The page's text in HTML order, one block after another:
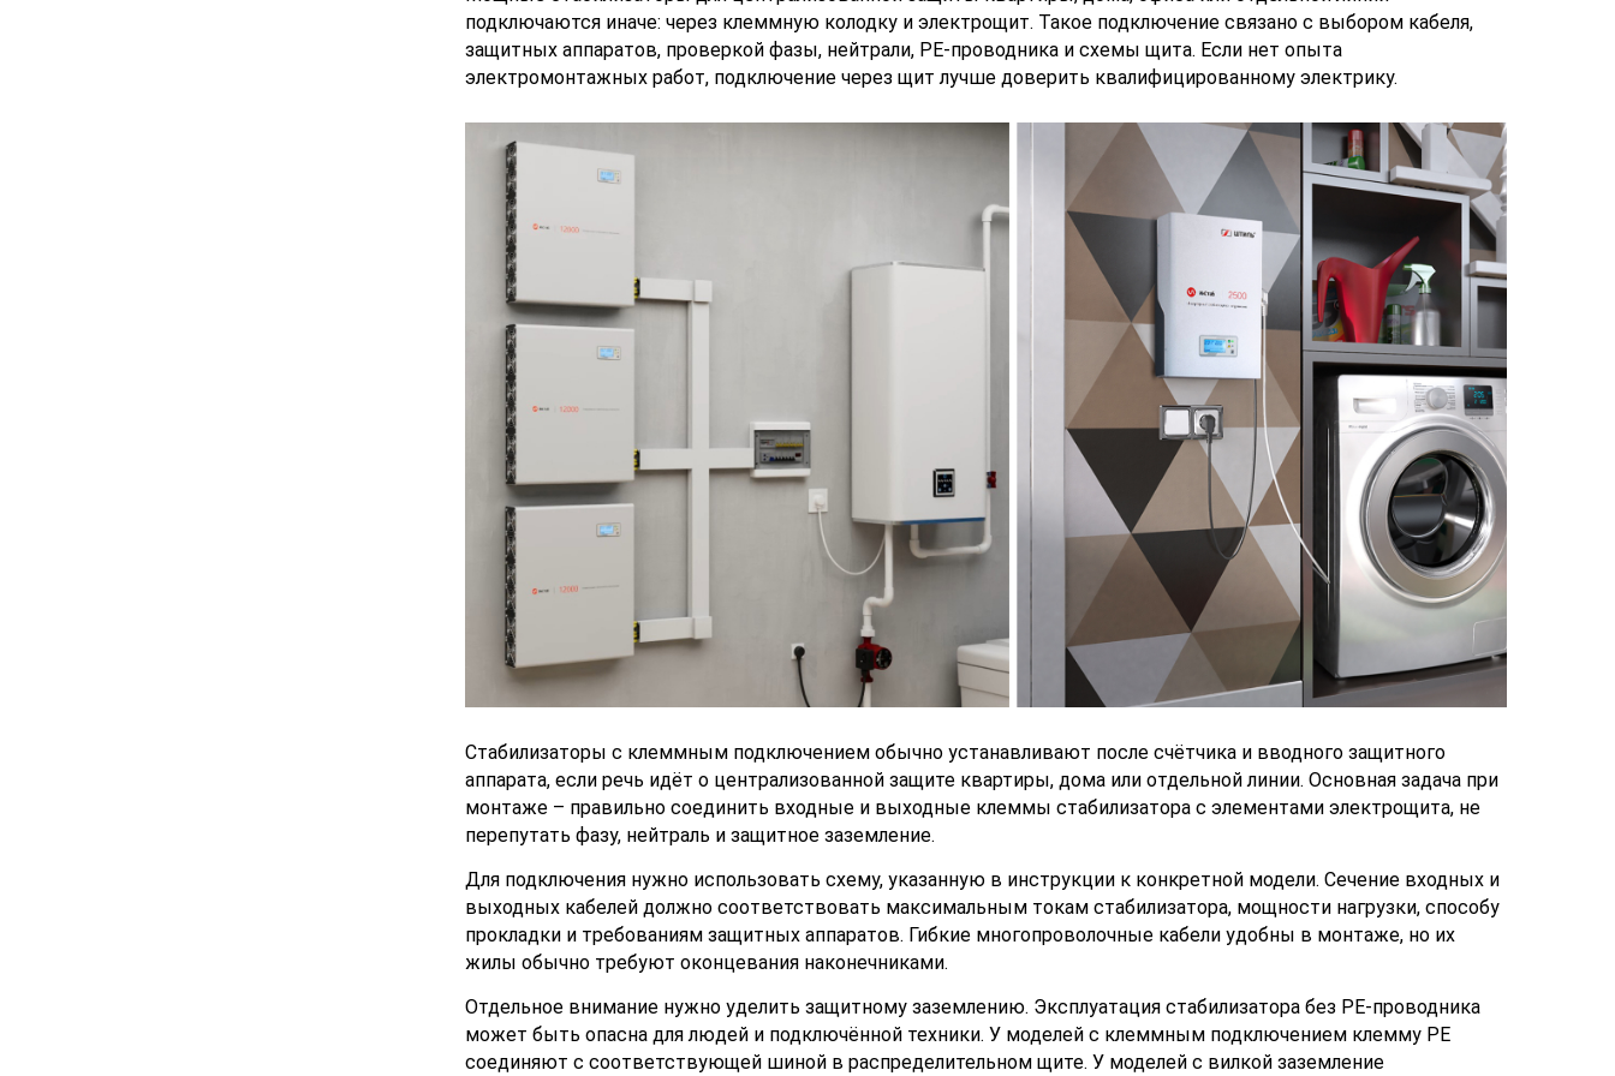
подключаются иначе: через клеммную колодку и электрощит. Такое подключение связано с выбором кабеля,
защитных аппаратов, проверкой фазы, нейтрали, PE-проводника и схемы щита. Если нет опыта
электромонтажных работ, подключение через щит лучше доверить квалифицированному электрику.
Стабилизаторы с клеммным подключением обычно устанавливают после счётчика и вводного защитного
аппарата, если речь идёт о централизованной защите квартиры, дома или отдельной линии. Основная задача при
монтаже – правильно соединить входные и выходные клеммы стабилизатора с элементами электрощита, не
перепутать фазу, нейтраль и защитное заземление.
Для подключения нужно использовать схему, указанную в инструкции к конкретной модели. Сечение входных и
выходных кабелей должно соответствовать максимальным токам стабилизатора, мощности нагрузки, способу
прокладки и требованиям защитных аппаратов. Гибкие многопроволочные кабели удобны в монтаже, но их
жилы обычно требуют оконцевания наконечниками.
Отдельное внимание нужно уделить защитному заземлению. Эксплуатация стабилизатора без PE-проводника
может быть опасна для людей и подключённой техники. У моделей с клеммным подключением клемму PE
соединяют с соответствующей шиной в распределительном щите. У моделей с вилкой заземление